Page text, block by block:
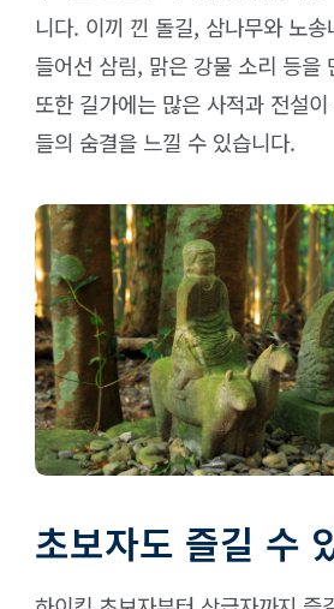
니다. 이끼 낀 돌길, 삼나무와 노
들어선 삼림, 맑은 강물 소리 등을
또한 길가에는 많은 사적과 전설
들의 숨결을 느낄 수 있습니다.
초보자도 즐길 수